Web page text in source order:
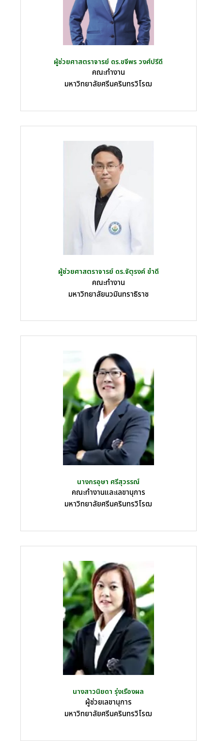
ผู้ช่วยศาสตราจารย์ ดร.ขจีพร วงศ์ปรีดี
คณะทำงาน
มหาวิทยาลัยศรีนครินทรวิโรฒ
ผู้ช่วยศาสตราจารย์ ดร.จัตุรงค์ ขำดี
คณะทำงาน
มหาวิทยาลัยนวมินทราธิราช
นางกรอุษา ศรีสุวรรณ์
คณะทำงานและเลขานุการ
มหาวิทยาลัยศรีนครินทรวิโรฒ
นางสาวนิยดา รุ่งเรืองผล
ผู้ช่วยเลขานุการ
มหาวิทยาลัยศรีนครินทรวิโรฒ